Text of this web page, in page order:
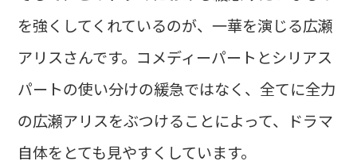
を強くしてくれているのが、一華を演じる広瀬
アリスさんです。コメディーパートとシリアス
パートの使い分けの緩急ではなく、全てに全力
の広瀬アリスをぶつけることによって、ドラマ
自体をとても見やすくしています。